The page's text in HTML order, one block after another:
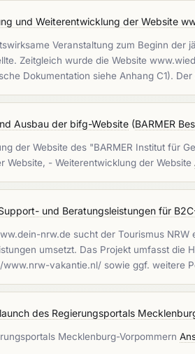
und Weiterentwicklung der Website
Veranstaltung zum Beginn
Zeitgleich wurde die Website
Dokumentation siehe Anhang C1).
Ausbau der bifg-Website (BARMER
der Website des "BARMER Institut für
Website, - Weiterentwicklung der Website
und Beratungsleistungen für
nrw.de sucht der Tourismus
umsetzt. Das Projekt umfasst
vakantie.nl/ sowie ggf. weitere
des Regierungsportals
Mecklenburg-Vorpommern